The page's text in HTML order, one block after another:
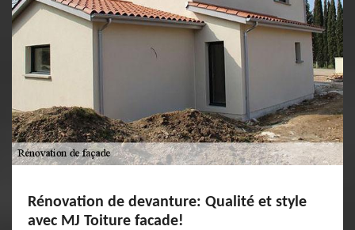
Rénovation de devanture: Qualité et style
avec MJ Toiture facade!